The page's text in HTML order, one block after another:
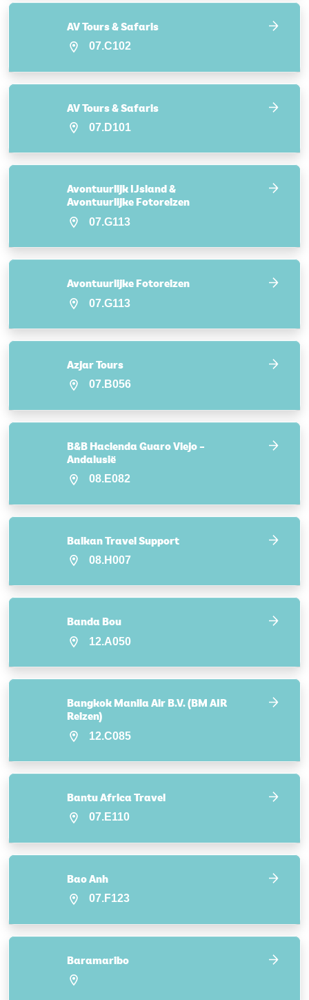
AV Tours & Safaris
07.C102
AV Tours & Safaris
07.D101
Avontuurlijk IJsland &
Avontuurlijke Fotoreizen
07.G113
Avontuurlijke Fotoreizen
07.G113
Azjar Tours
07.B056
B&B Hacienda Guaro Viejo –
Andalusië
08.E082
Balkan Travel Support
08.H007
Banda Bou
12.A050
Bangkok Manila Air B.V. (BM AIR
Reizen)
12.C085
Bantu Africa Travel
07.E110
Bao Anh
07.F123
Baramaribo